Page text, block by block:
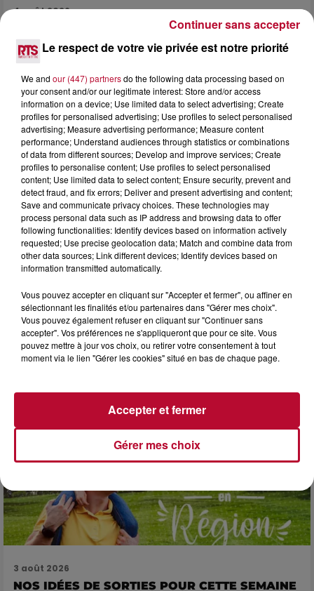
4 août 2026
HÉRAULT, PYRÉNÉES-ORIENTALES : TROIS
SPOTS DE SNORKELING À EXPLORER...
Pas besoin de bouteilles de plongée lourdes ni de diplômes
complexes pour observer la vie sous-marine. Cet été, un
masque, un tuba et une paire de palmes...
3 août 2026
SOIRÉE DJ PLAYA
3 août 2026
NOS IDÉES DE SORTIES POUR CETTE SEMAINE
Le respect de votre vie privée est notre priorité
We and our (447) partnersdo the following data processing based on
your consent and/or our legitimate interest: Store and/or access
information on a device; Use limited data to select advertising; Create
profiles for personalised advertising; Use profiles to select personalised
advertising; Measure advertising performance; Measure content
performance; Understand audiences through statistics or combinations
of data from different sources; Develop and improve services; Create
profiles to personalise content; Use profiles to select personalised
content; Use limited data to select content; Ensure security, prevent and
detect fraud, and fix errors; Deliver and present advertising and content;
Save and communicate privacy choices. These technologies may
process personal data such as IP address and browsing data to offer
following functionalities: Identify devices based on information actively
requested; Use precise geolocation data; Match and combine data from
other data sources; Link different devices; Identify devices based on
information transmitted automatically.
Vous pouvez accepter en cliquant sur "Accepter et fermer", ou affiner en
sélectionnant les finalités et/ou partenaires dans "Gérer mes choix".
Vous pouvez également refuser en cliquant sur "Continuer sans
accepter". Vos préférences ne s'appliqueront que pour ce site. Vous
pouvez mettre à jour vos choix, ou retirer votre consentement à tout
moment via le lien "Gérer les cookies" situé en bas de chaque page.
Gérer mes choix
Accepter et fermer
Continuer sans accepter